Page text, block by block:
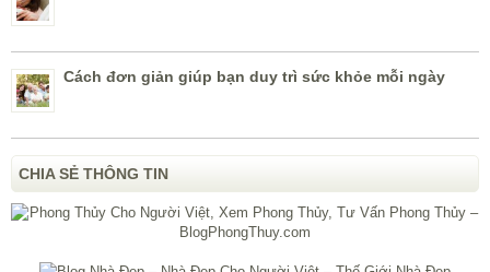
Cách đơn giản giúp bạn duy trì sức khỏe mỗi ngày
CHIA SẺ THÔNG TIN